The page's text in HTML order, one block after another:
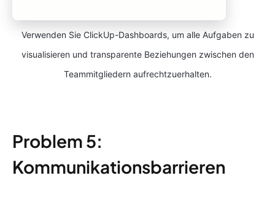
Verwenden Sie ClickUp-Dashboards, um alle Aufgaben zu
visualisieren und transparente Beziehungen zwischen den
Teammitgliedern aufrechtzuerhalten.
Problem 5:
Kommunikationsbarrieren